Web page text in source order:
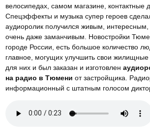
велосипедах, самом магазине, контактные
Спецэффекты и музыка супер героев
аудиоролик получился живым,
очень даже заманчивым. Новостройки
городе России, есть большое количество
главное, могущих улучшить свои
для них и был заказан и изготовлен
на радио в Тюмени от застройщика.
информационный с штатным голосом